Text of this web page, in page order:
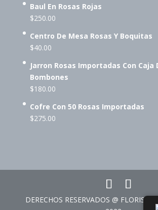
Baul En Rosas Rojas
$250.00
Centro De Mesa Rosas Y Boquitas
$40.00
Jarron Rosas Importadas Con Caja
Bombones
$180.00
Cofre Con 50 Rosas Importadas
$275.00
DERECHOS RESERVADOS @